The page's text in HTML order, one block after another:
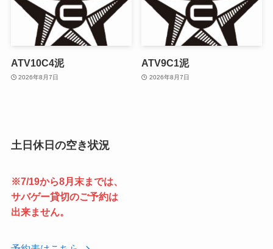
ATV10C4泥
2026年8月7日
ATV9C1泥
2026年8月7日
土日休日の空き状況
※7/19から8月末までは、
サバゲー貸切のご予約は
出来ません。